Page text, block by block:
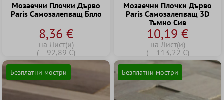
Mозаечни Плочки Дърво
Paris Cамозалепващ Бяло
8,36 €
на Лист(и)
( = 92,89 €)
Mозаечни Плочки Дърво
Paris Cамозалепващ 3D
Тъмно Сив
10,19 €
на Лист(и)
( = 113,22 €)
Безплатни мостри Безплатни мостри